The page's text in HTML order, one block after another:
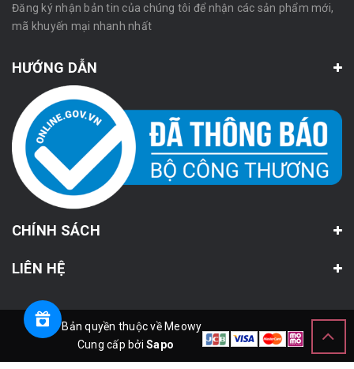
Đăng ký nhận bản tin của chúng tôi để nhận các sản phẩm mới,
mã khuyến mại nhanh nhất
HƯỚNG DẪN
CHÍNH SÁCH
LIÊN HỆ
© Bản quyền thuộc về Meowy
Cung cấp bởiSapo